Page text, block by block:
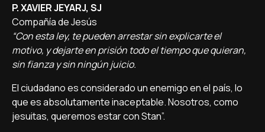
P. XAVIER JEYARJ, SJ
Compañía de Jesús
“Con esta ley, te pueden arrestar sin explicarte el
motivo, y dejarte en prisión todo el tiempo que quieran,
sin fianza y sin ningún juicio.
El ciudadano es considerado un enemigo en el país, lo
que es absolutamente inaceptable. Nosotros, como
jesuitas, queremos estar con Stan”.